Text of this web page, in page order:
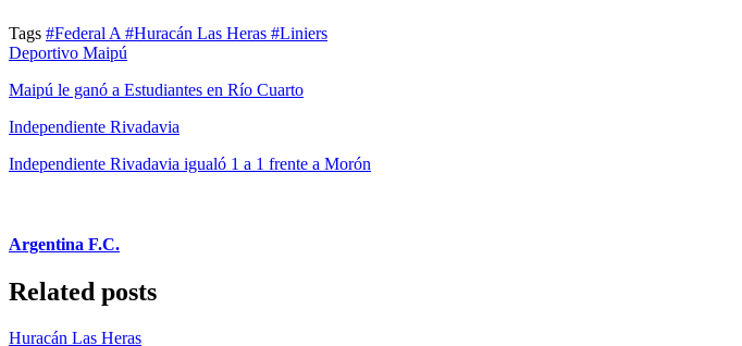
Tags #Federal A#Huracán Las Heras #Liniers
Deportivo Maipú
Maipú le ganó a Estudiantes en Río Cuarto
Independiente Rivadavia
Independiente Rivadavia igualó 1 a 1 frente a Morón
Argentina F.C.
Related posts
Huracán Las Heras